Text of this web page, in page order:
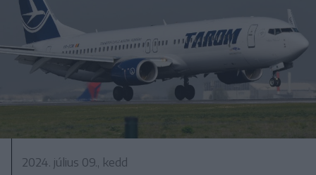
2024. július 09., kedd